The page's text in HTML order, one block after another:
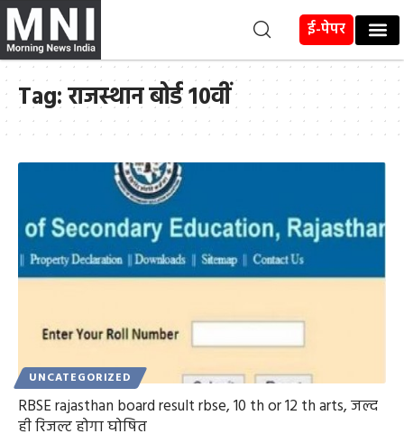
ई-पेपर
Tag:राजस्थान बोर्ड 10वीं
UNCATEGORIZED
RBSE rajasthan board result rbse, 10 th or 12 th arts, जल्द
ही रिजल्ट होगा घोषित